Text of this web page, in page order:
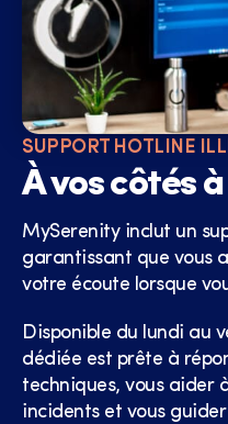
SUPPORT HOTLINE
À vos côtés
MySerenity inclut un
garantissant que vous
votre écoute lorsque
Disponible du lundi au
dédiée est prête à
techniques, vous aider
incidents et vous